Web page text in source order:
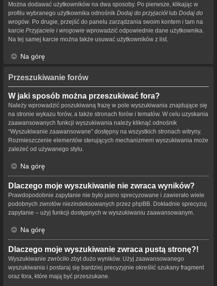
Można dodawać użytkowników na dwa sposoby. Po pierwsze, klikając w
profilu wybranego użytkownika odnośnik Dodaj do przyjaciół lub Dodaj do
wrogów . Po drugie, przejść do panelu zarządzania swoim kontem i tam na
karcie Przyjaciele i wrogowie wprowadzić odpowiednie dane użytkownika.
Na tej samej karcie można także usuwać użytkowników z list.
Na górę
Przeszukiwanie forów
W jaki sposób można przeszukiwać fora?
Należy wprowadzić poszukiwaną frazę w pole wyszukiwania znajdujące się
na stronie wykazu forów, a także stronach forów i tematów. W celu uzyskania
zaawansowanych funkcji wyszukiwania należy kliknąć odnośnik
“Wyszukiwanie zaawansowane” dostępny na wszystkich stronach witryny.
Rozmieszczenie elementów sterujących mechanizmem wyszukiwania może
zależeć od używanego stylu.
Na górę
Dlaczego moje wyszukiwanie nie zwraca wyników?
Prawdopodobnie zapytanie nie było jasno sprecyzowane i zawierało wiele
podobnych zwrotów niezindeksowanych przez phpBB. Dokładnie sprecyzuj
zapytanie – użyj funkcji dostępnych w wyszukiwaniu zaawansowanym.
Na górę
Dlaczego moje wyszukiwanie zwraca pustą stronę?!
Wyszukiwanie zwróciło zbyt dużo wyników. Użyj zaawansowanego
wyszukiwania i postaraj się bardziej precyzyjnie określić szukany fragment
oraz fora, które mają być przeszukane.